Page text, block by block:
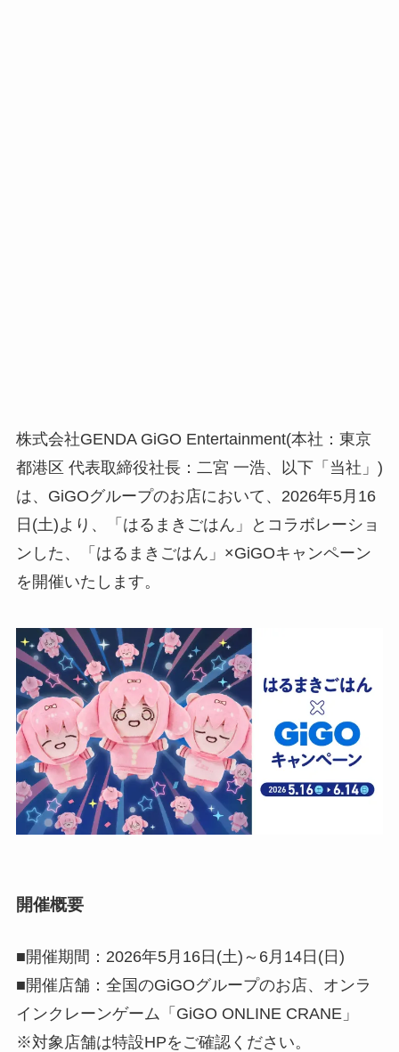
株式会社GENDA GiGO Entertainment(本社：東京
都港区 代表取締役社長：二宮 一浩、以下「当社」)
は、GiGOグループのお店において、2026年5月16
日(土)より、「はるまきごはん」とコラボレーショ
ンした、「はるまきごはん」×GiGOキャンペーン
を開催いたします。
開催概要
■開催期間：2026年5月16日(土)～6月14日(日)
■開催店舗：全国のGiGOグループのお店、オンラ
インクレーンゲーム「GiGO ONLINE CRANE」
※対象店舗は特設HPをご確認ください。